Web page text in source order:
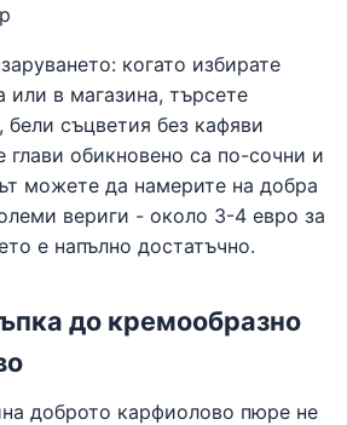
когато избирате
или в магазина, търсете
бели съцветия без кафяви
глави обикновено са по-сочни и
можете да намерите на добра
вериги - около 3-4 евро за
е напълно достатъчно.
до кремообразно
доброто карфиолово пюре не